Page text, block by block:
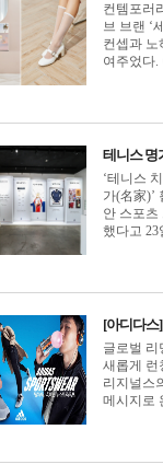
컨템포러
브 브랜 ‘
컨셉과 노
여주었다.
테니스 명
‘테니스
가(名家)’
안 스포츠
했다고 23
[아디다스]
글로벌 리
새롭게 런
리지널스
메시지로